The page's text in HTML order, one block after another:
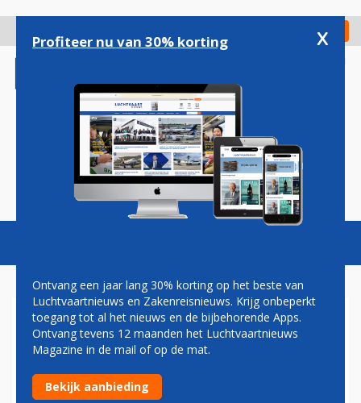
gaan
Check in
Magazine Podcasts Vacatures
IN BEELD: ALLIGATOR
BLOKKEERT KC-135
STRATOTANKER
Profiteer nu van 30% korting x
Ontvang een jaar lang 30% korting op het beste van
Luchtvaartnieuws en Zakenreisnieuws. Krijg onbeperkt
toegang tot al het nieuws en de bijbehorende Apps.
Ontvang tevens 12 maanden het Luchtvaartnieuws
Magazine in de mail of op de mat.
Bekijk aanbieding